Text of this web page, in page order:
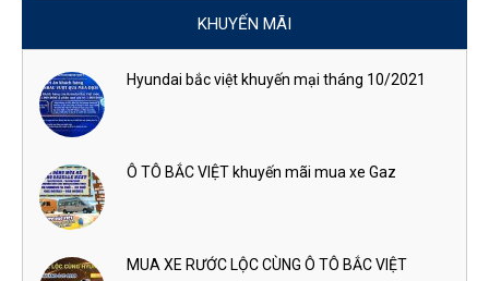
KHUYẾN MÃI
Hyundai bắc việt khuyến mại tháng 10/2021
Ô TÔ BẮC VIỆT khuyến mãi mua xe Gaz
MUA XE RƯỚC LỘC CÙNG Ô TÔ BẮC VIỆT